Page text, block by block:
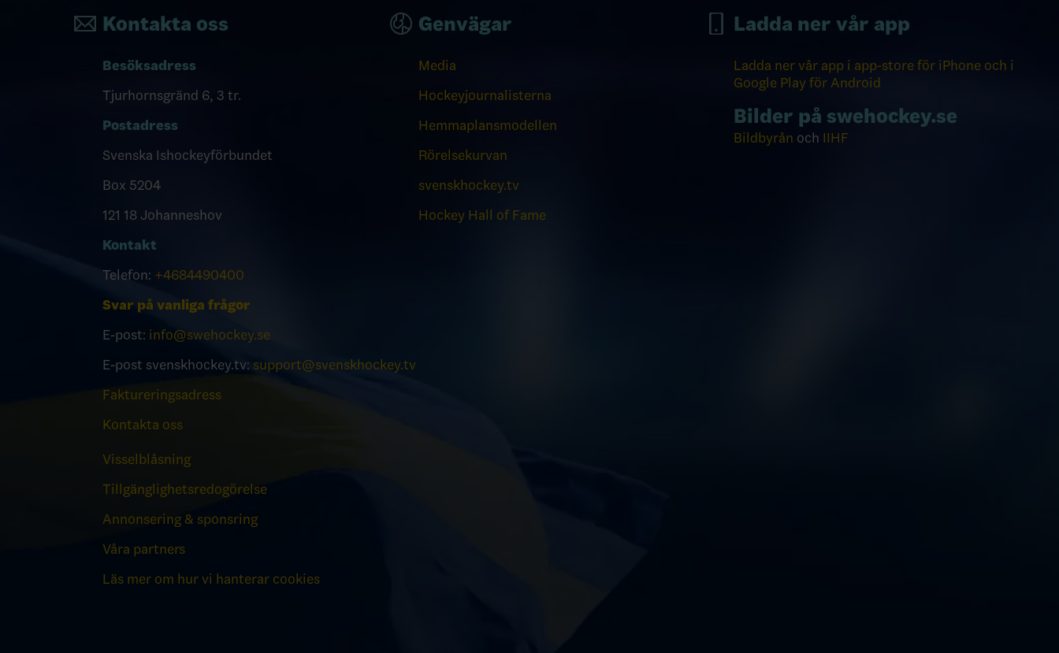
Kontakta oss
Besöksadress
Tjurhornsgränd 6, 3 tr.
Postadress
Svenska Ishockeyförbundet
Box 5204
121 18 Johanneshov
Kontakt
Telefon: +4684490400
Svar på vanliga frågor
E-post: info@swehockey.se
E-post svenskhockey.tv: support@svenskhockey.tv
Faktureringsadress
Kontakta oss
Visselblåsning
Tillgänglighetsredogörelse
Annonsering & sponsring
Våra partners
Läs mer om hur vi hanterar cookies
Genvägar
Media
Hockeyjournalisterna
Hemmaplansmodellen
Rörelsekurvan
svenskhockey.tv
Hockey Hall of Fame
Ladda ner vår app
Ladda ner vår app i app-store för iPhone och i
Google Play för Android
Bilder på swehockey.se
Bildbyrån och IIHF